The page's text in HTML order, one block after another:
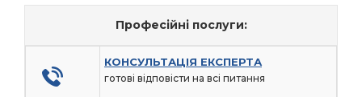
Професійні послуги:
КОНСУЛЬТАЦІЯ ЕКСПЕРТА
готові відповісти на всі питання